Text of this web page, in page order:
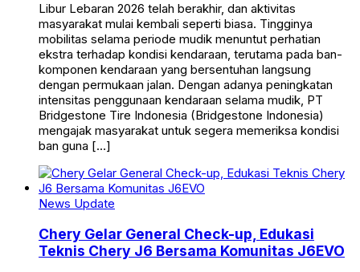
Libur Lebaran 2026 telah berakhir, dan aktivitas
masyarakat mulai kembali seperti biasa. Tingginya
mobilitas selama periode mudik menuntut perhatian
ekstra terhadap kondisi kendaraan, terutama pada ban-
komponen kendaraan yang bersentuhan langsung
dengan permukaan jalan. Dengan adanya peningkatan
intensitas penggunaan kendaraan selama mudik, PT
Bridgestone Tire Indonesia (Bridgestone Indonesia)
mengajak masyarakat untuk segera memeriksa kondisi
ban guna […]
News Update
Chery Gelar General Check-up, Edukasi
Teknis Chery J6 Bersama Komunitas J6EVO